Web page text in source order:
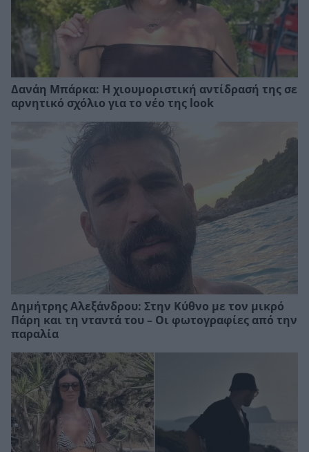
Δανάη Μπάρκα: Η χιουμοριστική αντίδρασή της σε
αρνητικό σχόλιο για το νέο της look
Δημήτρης Αλεξάνδρου: Στην Κύθνο με τον μικρό
Πάρη και τη νταντά του – Οι φωτογραφίες από την
παραλία